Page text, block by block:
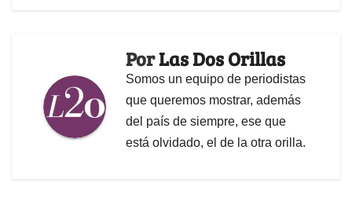
PorLas Dos Orillas
Somos un equipo de periodistas
que queremos mostrar, además
del país de siempre, ese que
está olvidado, el de la otra orilla.